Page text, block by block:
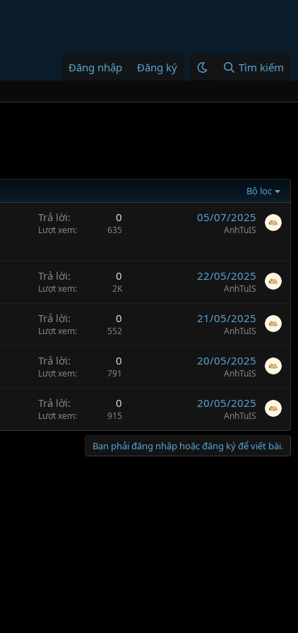
Đăng nhập Đăng ký Tìm kiếm
Bộ lọc
Trả lời 0
Lượt xem 635
05/07/2025
AnhTuIS
Trả lời 0
Lượt xem 2K
22/05/2025
AnhTuIS
Trả lời 0
Lượt xem 552
21/05/2025
AnhTuIS
Trả lời 0
Lượt xem 791
20/05/2025
AnhTuIS
Trả lời 0
Lượt xem 915
20/05/2025
AnhTuIS
Bạn phải đăng nhập hoặc đăng ký để viết bài.